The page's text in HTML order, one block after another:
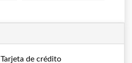
Tarjeta de crédito